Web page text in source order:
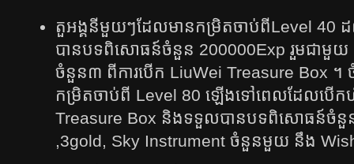
តួអង្គ​នីមួយ​ៗដែល​មាន​កម្រិត​ចាប់​ពី​Level 40
បាន​បទពិសោធន៍ចំនួន​ 200000Exp រួម​ជា​មួយ​​
ចំនួន៣ ពី​ការ​បើក​ LiuWei Treasure Box ។
កម្រិត​ចាប់​ពី​ Level 80 ឡើង​​ទៅ​ពេល​ដែល​បើ
Treasure Box និង​ទទួល​បាន​បទពិសោធន៍ចំនួ
,3gold, Sky Instrument​ ចំនួនមួយ នឹង